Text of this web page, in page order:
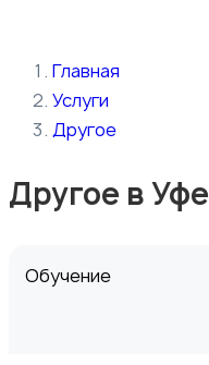
Главная
Услуги
Другое
Другое в Уфе
Обучение